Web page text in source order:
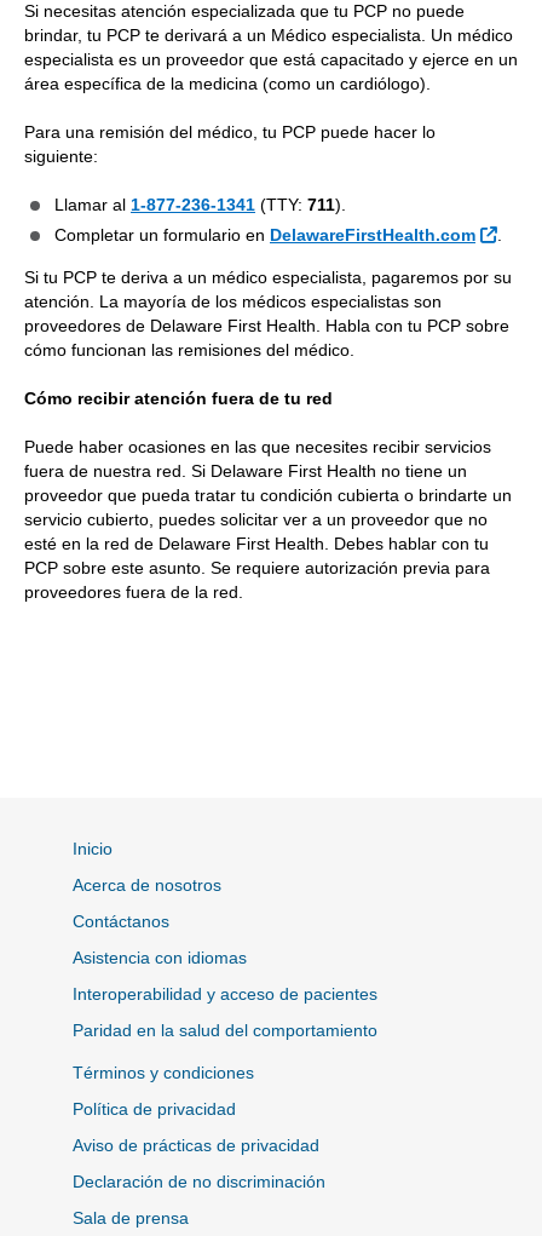
Equipo médico duradero (DME),
aparatos ortopédicos y prótesis
Terapia electroconvulsiva (ECT) Sí
Estudios del sueño en centros
Exámenes de diagnóstico
genético y molecular
Sí
Servicios de habilitación Sí
Atención médica en el hogar Sí
Audífonos implantables
Cuidados hospitalarios de
pacientes hospitalizados
Sí
Admisiones psiquiátricas para
pacientes hospitalizados.
Sí
Procedimientos para el manejo
neuropsicológicas
detección de drogas
(excepto para la atención de
estabilización y algunos servicios
de planificación
Estimulación magnética
Si necesitas atención especializada que tu PCP no puede
brindar, tu PCP te derivará a un Médico especialista. Un médico
especialista es un proveedor que está capacitado y ejerce en un
área específica de la medicina (como un cardiólogo).
Para una remisión del médico, tu PCP puede hacer lo
siguiente:
Llamar al 1-877-236-1341 (TTY: 711).
Completar un formulario en DelawareFirstHealth.com Sitio
Si tu PCP te deriva a un médico especialista, pagaremos por su
atención. La mayoría de los médicos especialistas son
proveedores de Delaware First Health. Habla con tu PCP sobre
cómo funcionan las remisiones del médico.
Cómo recibir atención fuera de tu red
Puede haber ocasiones en las que necesites recibir servicios
fuera de nuestra red. Si Delaware First Health no tiene un
proveedor que pueda tratar tu condición cubierta o brindarte un
servicio cubierto, puedes solicitar ver a un proveedor que no
esté en la red de Delaware First Health. Debes hablar con tu
PCP sobre este asunto. Se requiere autorización previa para
proveedores fuera de la red.
Inicio
Acerca de nosotros
Contáctanos
Asistencia con idiomas
Interoperabilidad y acceso de pacientes
Paridad en la salud del comportamiento
Términos y condiciones
Política de privacidad
Aviso de prácticas de privacidad
Declaración de no discriminación
Sala de prensa